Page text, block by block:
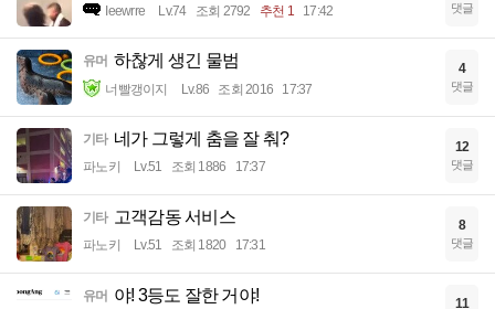
Ieewrre Lv.74 조회 2792 추천 1 17:42 댓글
유머 하찮게 생긴 물범
너빨갱이지 Lv.86 조회 2016 17:37
4
댓글
기타 네가 그렇게 춤을 잘 춰?
파노키 Lv.51 조회 1886 17:37
12
댓글
기타 고객감동 서비스
파노키 Lv.51 조회 1820 17:31
8
댓글
유머 야! 3등도 잘한 거야! 11